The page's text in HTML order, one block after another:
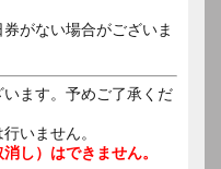
がない場合がございま
います。予めご了承くだ
いません。
し）はできません。